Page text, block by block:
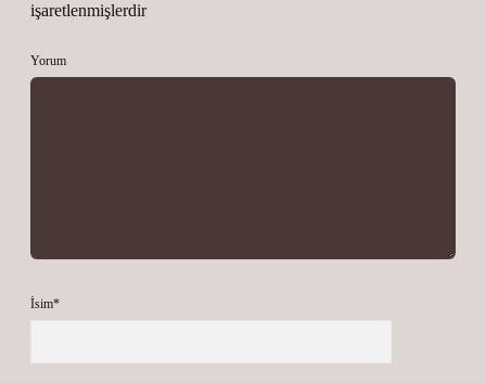
işaretlenmişlerdir
Yorum
İsim*